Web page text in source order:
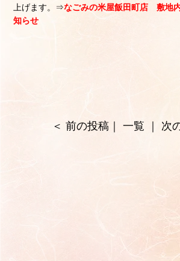
上げます。⇒なごみの米屋飯田町店 敷地
知らせ
＜ 前の投稿｜ 一覧 次